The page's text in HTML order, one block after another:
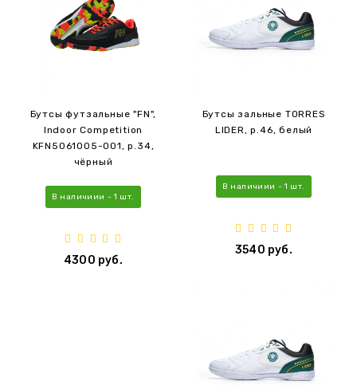
Бутсы футзальные "FN",
Indoor Competition
KFN5061005-001, р.34,
чёрный
В наличиии - 1 шт.
4300 руб.
Бутсы зальные TORRES
LIDER, р.46, белый
В наличиии - 1 шт.
3540 руб.